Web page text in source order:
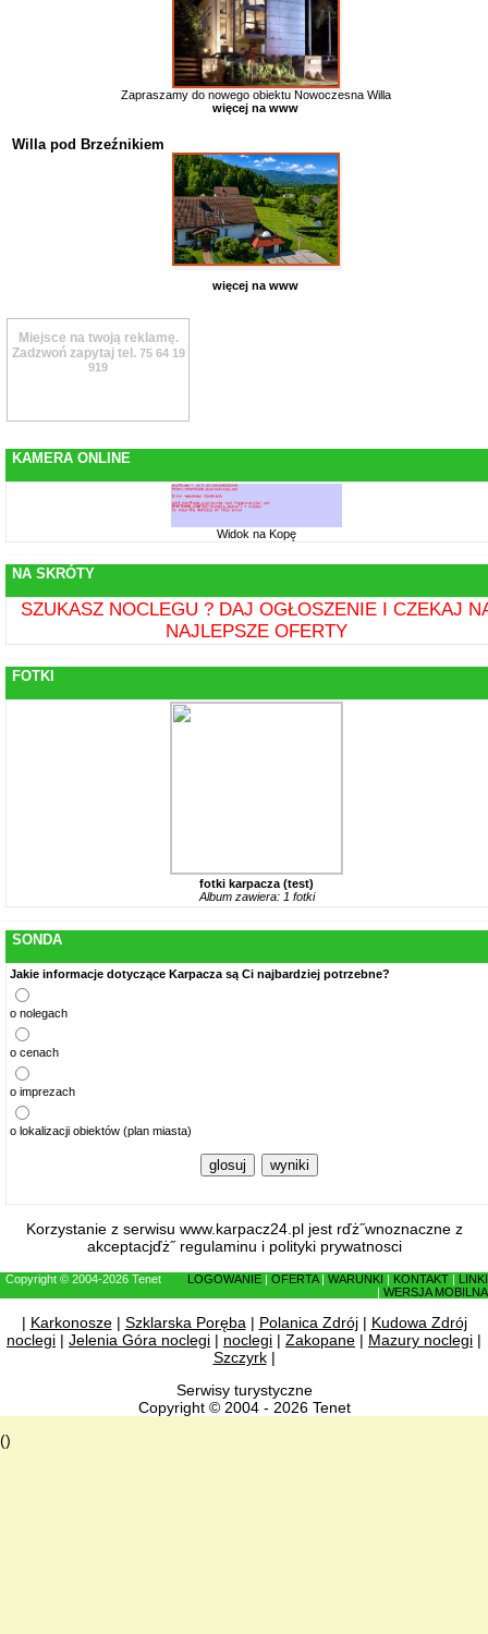
Zapraszamy do nowego obiektu Nowoczesna Willa
więcej na www
Willa pod Brzeźnikiem
więcej na www
Miejsce na twoją reklamę.
Zadzwoń zapytaj tel. 75 64 19
919
KAMERA ONLINE
Widok na Kopę
NA SKRÓTY
SZUKASZ NOCLEGU ? DAJ OGŁOSZENIE I CZEKAJ
NAJLEPSZE OFERTY
FOTKI
fotki karpacza (test)
Album zawiera: 1 fotki
SONDA
Jakie informacje dotyczące Karpacza są Ci najbardziej potrzebne?
o nolegach
o cenach
o imprezach
o lokalizacji obiektów (plan miasta)
Korzystanie z serwisu www.karpacz24.pl jest rďż˝wnoznaczne z
akceptacjďż˝ regulaminu i polityki prywatnosci
Copyright © 2004-2026 Tenet LOGOWANIE OFERTA| WARUNKI KONTAKT
LINKI
WERSJA MOBILNA
| Karkonosze| Szklarska Poręba| Polanica Zdrój| Kudowa Zdrój
noclegi | Jelenia Góra noclegi | noclegi | Zakopane | Mazury noclegi |
Szczyrk|
Serwisy turystyczne
Copyright © 2004 - 2026 Tenet
()